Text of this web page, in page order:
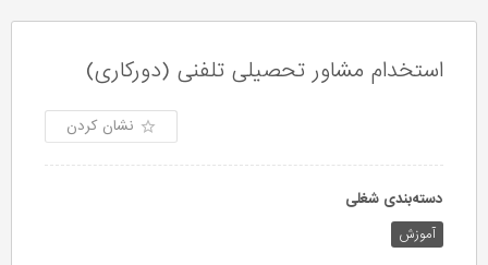
استخدام مشاور تحصیلی تلفنی (دورکاری)
نشان کردن
دسته‌بندی شغلی
آموزش